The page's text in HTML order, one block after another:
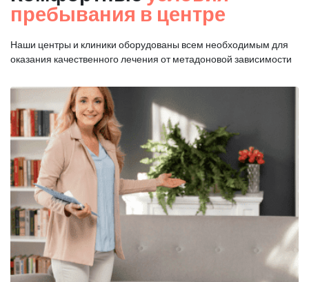
пребывания в центре
Наши центры и клиники оборудованы всем необходимым для
оказания качественного лечения от метадоновой зависимости